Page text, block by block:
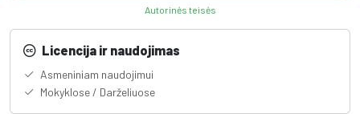
Autorinės teisės
Licencija ir naudojimas
Asmeniniam naudojimui
Mokyklose / Darželiuose